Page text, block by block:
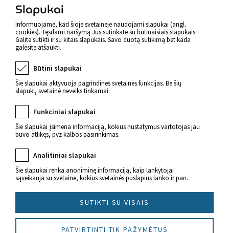
Atgal
Naujienos apie sveikatą
© 2022 Imunitetas.lt Visos teisės saugomos.
Slapukai
Informuojame, kad šioje svetainėje naudojami slapukai (angl.
cookies). Tęsdami naršymą Jūs sutinkate su būtinaisiais slapukais.
Galite sutikti ir su kitais slapukais. Savo duotą sutikimą bet kada
galėsite atšaukti.
Būtini slapukai
Šie slapukai aktyvuoja pagrindines svetainės funkcijas. Be šių
slapukų svetainė neveiks tinkamai.
Funkciniai slapukai
Šie slapukai įsimena informaciją, kokius nustatymus vartotojas jau
buvo atlikęs, pvz kalbos pasirinkimas.
Analitiniai slapukai
Šie slapukai renka anoniminę informaciją, kaip lankytojai
sąveikauja su svetaine, kokius svetainės puslapius lanko ir pan.
SUTIKTI SU VISAIS
PATVIRTINTI TIK PAŽYMĖTUS